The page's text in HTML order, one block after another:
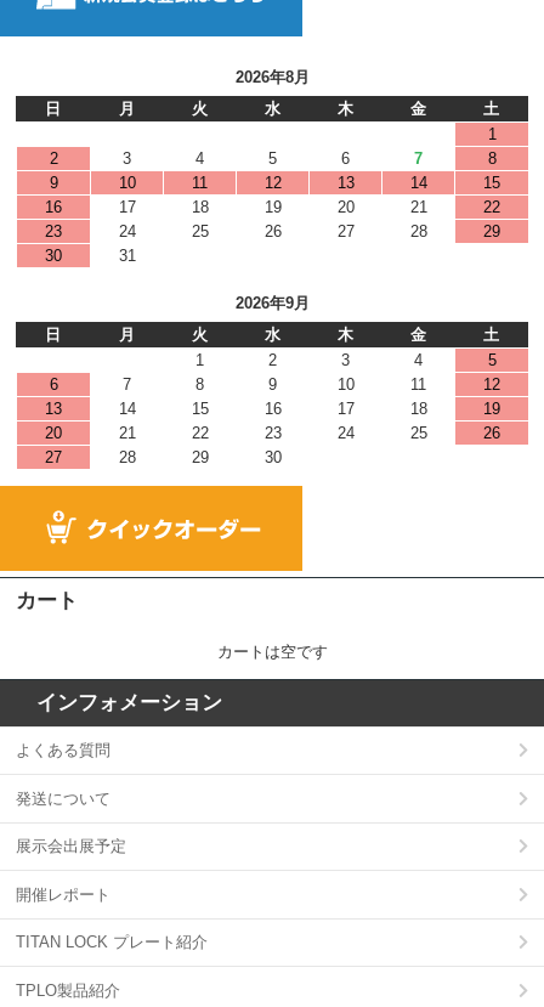
2026年8月
日
月 火 水 木 金
土
1
2
3 4 5 6 7
8
9
10 11 12 13 14
15
16
17 18 19 20 21
22
23
24 25 26 27 28
29
30
31
2026年9月
日
月 火 水 木 金
土
1
2 3 4
5
6
7 8 9 10 11
12
13
14 15 16 17 18
19
20
21 22 23 24 25
26
27
28 29 30
カート
カートは空です
インフォメーション
よくある質問
発送について
展示会出展予定
開催レポート
TITAN LOCK プレート紹介
TPLO製品紹介